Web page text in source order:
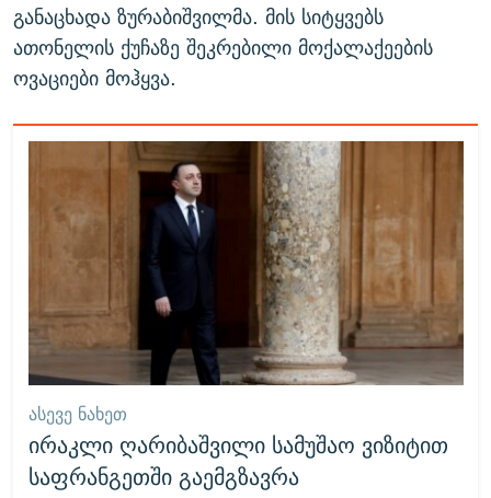
განაცხადა ზურაბიშვილმა. მის სიტყვებს
ათონელის ქუჩაზე შეკრებილი მოქალაქეების
ოვაციები მოჰყვა.
ᲐᲡᲔᲕᲔ ᲜᲐᲮᲔᲗ
ირაკლი ღარიბაშვილი სამუშაო ვიზიტით
საფრანგეთში გაემგზავრა